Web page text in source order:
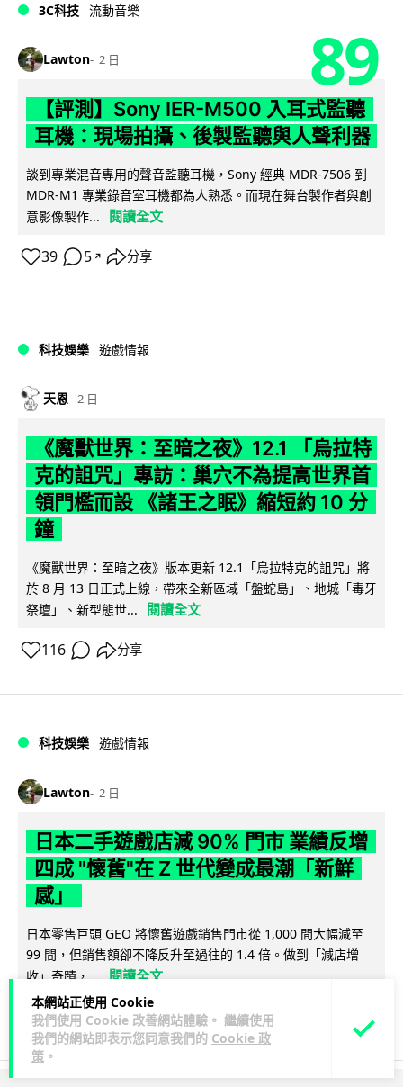
本網站正使用 Cookie
我們使用 Cookie 改善網站體驗。 繼續使用
我們的網站即表示您同意我們的 Cookie 政
策 。
3C科技 流動音樂
Lawton 2 日 89
【評測】Sony IER-M500 入耳式監聽
耳機：現場拍攝、後製監聽與人聲利器
談到專業混音專用的聲音監聽耳機，Sony 經典 MDR-7506 到
MDR-M1 專業錄音室耳機都為人熟悉。而現在舞台製作者與創
意影像製作...
閱讀全文
39 5 ↗ 分享
科技娛樂 遊戲情報
天恩 2 日
《魔獸世界：至暗之夜》12.1 「烏拉特
克的詛咒」專訪：巢穴不為提高世界首
領門檻而設 《諸王之眠》縮短約 10 分
鐘
《魔獸世界：至暗之夜》版本更新 12.1「烏拉特克的詛咒」將
於 8 月 13 日正式上線，帶來全新區域「盤蛇島」、地城「毒牙
祭壇」、新型態世...
閱讀全文
116 分享
科技娛樂 遊戲情報
Lawton 2 日
日本二手遊戲店減 90% 門市 業績反增
四成 "懷舊"在 Z 世代變成最潮「新鮮
感」
日本零售巨頭 GEO 將懷舊遊戲銷售門市從 1,000 間大幅減至
99 間，但銷售額卻不降反升至過往的 1.4 倍。做到「減店增
收」奇蹟，... 閱讀全文
262 20 ↗ 分享